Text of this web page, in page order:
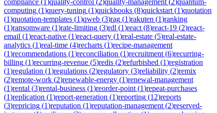
computing (1)query-tuning (1)quickbooks (8)quickstart (1)quotation
(1)quotation-templates (1)qweb (3)rag (1)rakuten (1)ranking
(1)ransomware (1)rate-limiting (3)rdl (1)react (8)react-19 (2)react-
email (1)react-native (1)react-query (1)real-estate (5)real-estate-
analytics (1)real-time (4)recharts (1)recipe-management
(1)recommendations (1)reconciliation (1)recruitment (6)recurring-
billing (1)recurring-revenue (5)redis (2)refurbished (1)registration
(1)regulation (1)regulations (2)regulatory (3)reliability (2)remix
(2)remote-work (2)renewable-energy (1)renewal-management
(1)rental (3)rental-business (1)reorder-point (1)repeat-purchases
(1)replication (1)report-generation (1)reporting (12)reports
(3)repricing (1)reputation (1)reputation-management (2)reserved-